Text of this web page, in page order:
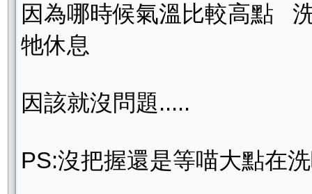
因為哪時候氣溫比較高點
牠休息
因該就沒問題.....
PS:沒把握還是等喵大點